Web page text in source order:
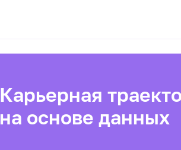
Карьерная
на основе данных